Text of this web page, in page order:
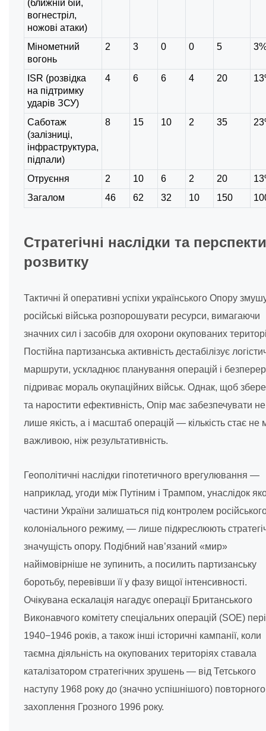
(ближній бій,
вогнестріл,
ножові атаки)
Мінометний
вогонь
2 3 0 0 5
ISR (розвідка
на підтримку
ударів ЗСУ)
4 6 6 4 20
Саботаж
(залізниці,
інфраструктура,
підпали)
8 15 10 2 35
Отруєння 2 10 6 2 20
Загалом
46 62 32 10 150
Стратегічні наслідки та
розвитку
Тактичні й оперативні успіхи українського Опору
російські війська розпорошувати ресурси, вимагаючи
значних сил і засобів для охорони окупованих
Постійна партизанська активність дестабілізує
маршрути, ускладнює планування операцій і
підриває мораль окупаційних військ. Однак, щоб
та наростити ефективність, Опір має забезпечувати не
лише якість, а і масштаб операцій — кількість стає
важливою, ніж результативність.
Геополітичні наслідки гіпотетичного врегулювання —
наприклад, угоди між Путіним і Трампом, унаслідок
частини України залишаться під контролем
колоніального режиму, — лише підкреслюють
значущість опору. Подібний нав’язаний «мир»
найімовірніше не зупинить, а посилить партизанську
боротьбу, перевівши її у фазу вищої інтенсивності.
Очікувана ескалація нагадує операції Британського
Виконавчого комітету спеціальних операцій (SOE)
1940−1946 років, а також інші історичні кампанії, коли
таємна діяльність на окупованих територіях ставала
каталізатором стратегічних зрушень — від Тетського
наступу 1968 року до (значно успішнішого) повторного
захоплення Грозного 1996 року.